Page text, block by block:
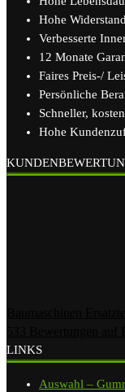
Hohe
Verbesserte
12 Monate
Faires Preis-/
Persönliche
Schneller,
Hohe
LINKS
Auswahl –